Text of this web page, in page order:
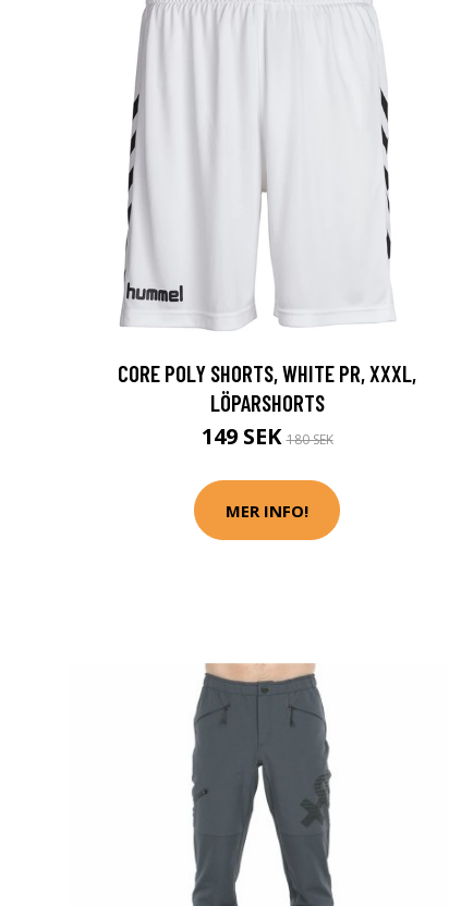
CORE POLY SHORTS, WHITE PR, XXXL,
LÖPARSHORTS
149 SEK180 SEK
MER INFO!